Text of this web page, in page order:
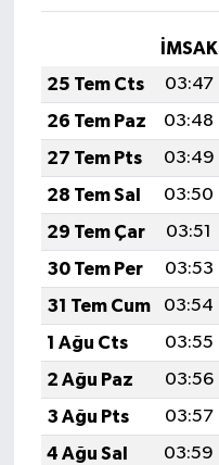
İMSAK
25 Tem Cts
03:47
26 Tem Paz
03:48
27 Tem Pts
03:49
28 Tem Sal
03:50
29 Tem Çar
03:51
30 Tem Per
03:53
31 Tem Cum
03:54
1 Ağu Cts
03:55
2 Ağu Paz
03:56
3 Ağu Pts
03:57
4 Ağu Sal
03:59
Jandarma
Kadın
KÜLTÜR SANAT
MAGAZİN
Otomobil
POLİTİKA
Sağlık